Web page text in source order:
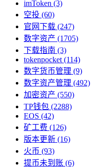
imToken (3)
空投 (60)
官网下载 (247)
数字资产 (1705)
下载指南 (3)
tokenpocket (114)
数字货币管理 (9)
数字资产管理 (492)
加密资产 (550)
TP钱包 (2288)
EOS (42)
矿工费 (126)
版本更新 (16)
火币 (93)
提币未到账 (6)